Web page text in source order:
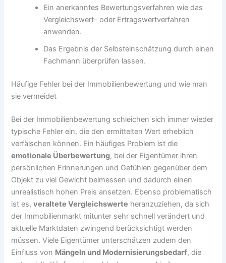
Ein anerkanntes Bewertungsverfahren wie das
Vergleichswert- oder Ertragswertverfahren
anwenden.
Das Ergebnis der Selbsteinschätzung durch einen
Fachmann überprüfen lassen.
Häufige Fehler bei der Immobilienbewertung und wie man
sie vermeidet
Bei der Immobilienbewertung schleichen sich immer wieder
typische Fehler ein, die den ermittelten Wert erheblich
verfälschen können. Ein häufiges Problem ist die
emotionale Überbewertung, bei der Eigentümer ihren
persönlichen Erinnerungen und Gefühlen gegenüber dem
Objekt zu viel Gewicht beimessen und dadurch einen
unrealistisch hohen Preis ansetzen. Ebenso problematisch
ist es,veraltete Vergleichswerte heranzuziehen, da sich
der Immobilienmarkt mitunter sehr schnell verändert und
aktuelle Marktdaten zwingend berücksichtigt werden
müssen. Viele Eigentümer unterschätzen zudem den
Einfluss von Mängeln und Modernisierungsbedarf, die